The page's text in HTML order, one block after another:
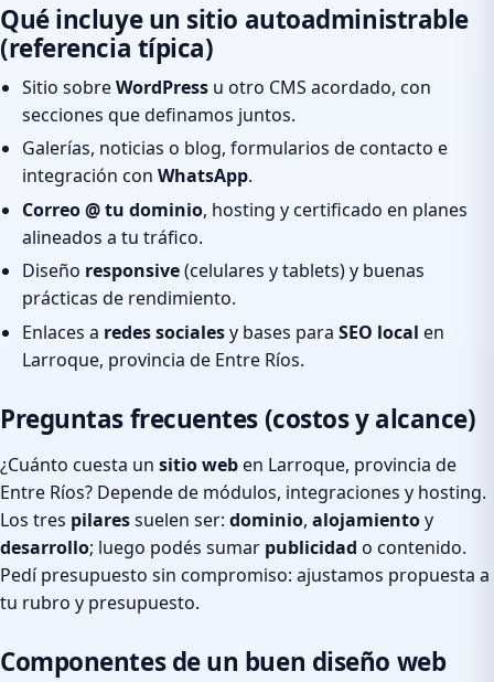
Qué incluye un sitio autoadministrable
(referencia típica)
Sitio sobreWordPress u otro CMS acordado, con
secciones que definamos juntos.
Galerías, noticias o blog, formularios de contacto e
integración con WhatsApp.
Correo @ tu dominio, hosting y certificado en planes
alineados a tu tráfico.
Diseño responsive(celulares y tablets) y buenas
prácticas de rendimiento.
Enlaces a redes socialesy bases para SEO local en
Larroque, provincia de Entre Ríos.
Preguntas frecuentes (costos y alcance)
¿Cuánto cuesta un sitio weben Larroque, provincia de
Entre Ríos? Depende de módulos, integraciones y hosting.
Los tres pilaressuelen ser: dominio, alojamientoy
desarrollo; luego podés sumar publicidad o contenido.
Pedí presupuesto sin compromiso: ajustamos propuesta a
tu rubro y presupuesto.
Componentes de un buen diseño web